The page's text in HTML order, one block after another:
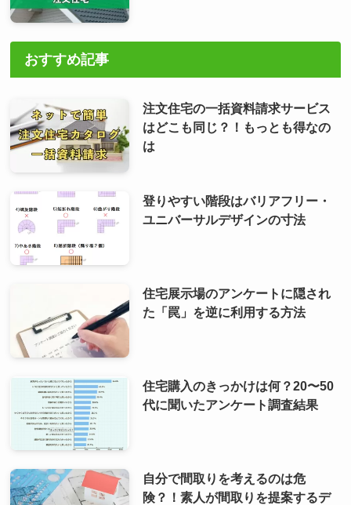
おすすめ記事
注文住宅の一括資料請求サービス
はどこも同じ？！もっとも得なの
は
登りやすい階段はバリアフリー・
ユニバーサルデザインの寸法
住宅展示場のアンケートに隠され
た「罠」を逆に利用する方法
住宅購入のきっかけは何？20〜50
代に聞いたアンケート調査結果
自分で間取りを考えるのは危
険？！素人が間取りを提案するデ